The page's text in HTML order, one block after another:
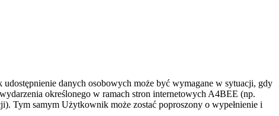
danych osobowych może być wymagane w sytuacji, gdy
określonego w ramach stron internetowych A4BEE (np.
Tym samym Użytkownik może zostać poproszony o wypełnienie i